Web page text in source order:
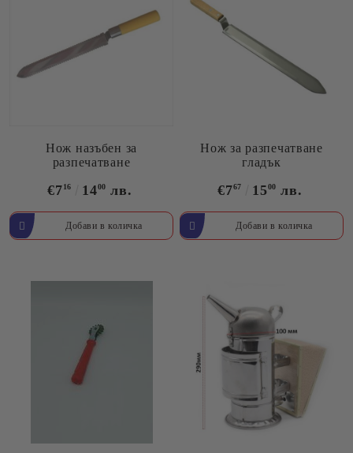
Нож назъбен за
разпечатване
€716 1400 лв.
Нож за разпечатване
гладък
€767 1500 лв.